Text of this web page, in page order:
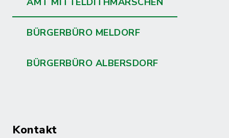
BÜRGERBÜRO MELDORF
BÜRGERBÜRO ALBERSDORF
Kontakt